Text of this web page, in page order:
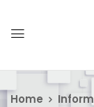
Home